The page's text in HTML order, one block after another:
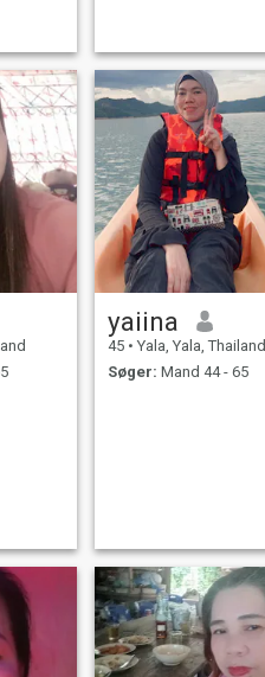
yaiina
45 • Yala, Yala, Thailand
Søger: Mand 44 - 65